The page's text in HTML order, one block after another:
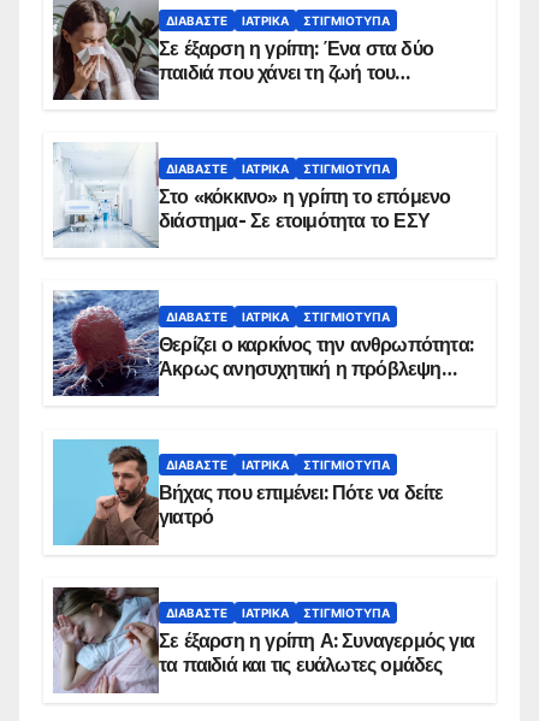
ΔΙΑΒΆΣΤΕ ΙΑΤΡΙΚΆ ΣΤΙΓΜΙΌΤΥΠΑ
Σε έξαρση η γρίπη: Ένα στα δύο
παιδιά που χάνει τη ζωή του
ΔΙΑΒΆΣΤΕ ΙΑΤΡΙΚΆ ΣΤΙΓΜΙΌΤΥΠΑ
Στο «κόκκινο» η γρίπη το επόμενο
διάστημα- Σε ετοιμότητα το ΕΣΥ
ΔΙΑΒΆΣΤΕ ΙΑΤΡΙΚΆ ΣΤΙΓΜΙΌΤΥΠΑ
Θερίζει ο καρκίνος την ανθρωπότητα:
Άκρως ανησυχητική η πρόβλεψη…
ΔΙΑΒΆΣΤΕ ΙΑΤΡΙΚΆ ΣΤΙΓΜΙΌΤΥΠΑ
Βήχας που επιμένει: Πότε να δείτε
γιατρό
ΔΙΑΒΆΣΤΕ ΙΑΤΡΙΚΆ ΣΤΙΓΜΙΌΤΥΠΑ
Σε έξαρση η γρίπη Α: Συναγερμός για
τα παιδιά και τις ευάλωτες ομάδες